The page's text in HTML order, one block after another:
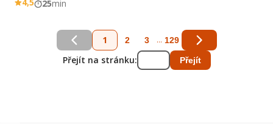
25min
1 2 3 ... 129
Přejít na stránku: Přejít